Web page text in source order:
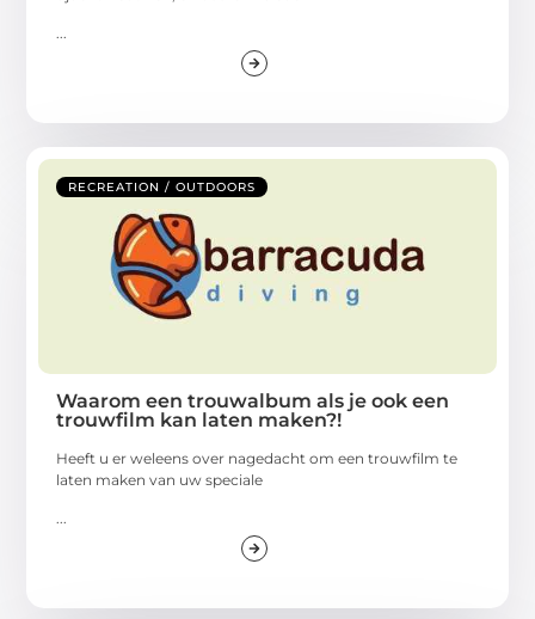
RECREATION / OUTDOORS
Waarom een trouwalbum als je ook een
trouwfilm kan laten maken?!
Heeft u er weleens over nagedacht om een trouwfilm te
laten maken van uw speciale
...